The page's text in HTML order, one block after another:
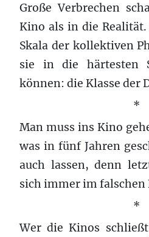
Große Verbrechen
Kino als in die Realität.
Skala der kollektiven
sie in die härtesten
können: die Klasse der
*
Man muss ins Kino
was in fünf Jahren
auch lassen, denn
sich immer im falschen
*
Wer die Kinos